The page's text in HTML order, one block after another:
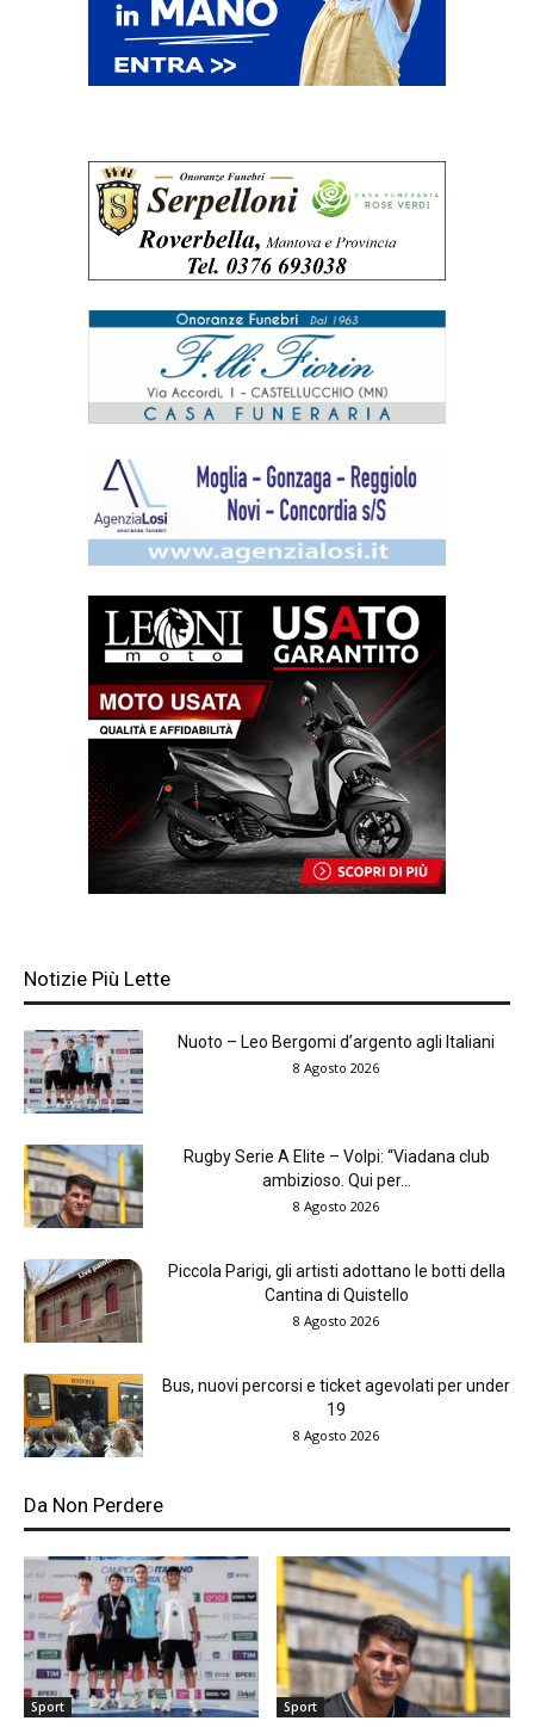
Notizie Più Lette
Nuoto – Leo Bergomi d’argento agli Italiani
8 Agosto 2026
Rugby Serie A Elite – Volpi: “Viadana club
ambizioso. Qui per...
8 Agosto 2026
Piccola Parigi, gli artisti adottano le botti della
Cantina di Quistello
8 Agosto 2026
Bus, nuovi percorsi e ticket agevolati per under
19
8 Agosto 2026
Da Non Perdere
Sport Sport